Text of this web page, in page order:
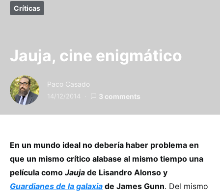
Críticas
Jauja, cine enigmático
Paco Casado
14/12/2014 3 comments
En un mundo ideal no debería haber problema en
que un mismo crítico alabase al mismo tiempo una
película como Jauja de Lisandro Alonso y
Guardianes de la galaxia de James Gunn. Del mismo